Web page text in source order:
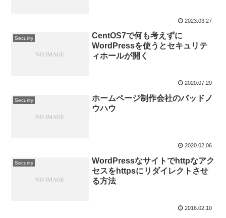
2023.03.27
Security
CentOS7で何も考えずに
WordPressを使うとセキュリテ
ィホールが開く
2020.07.20
Security
ホームページ制作会社のバッドノ
ウハウ
2020.02.06
Security
WordPressなサイトでhttpなアク
セスをhttpsにリダイレクトさせ
る方法
2016.02.10